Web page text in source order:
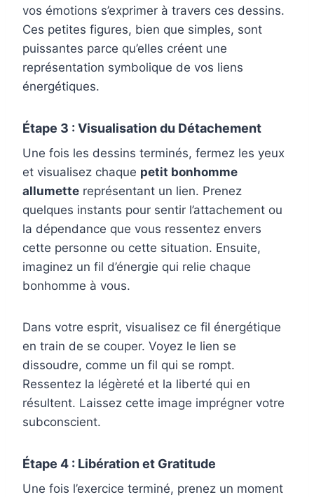
vos émotions s’exprimer à travers ces dessins.
Ces petites figures, bien que simples, sont
puissantes parce qu’elles créent une
représentation symbolique de vos liens
énergétiques.
Étape 3 : Visualisation du Détachement
Une fois les dessins terminés, fermez les yeux
et visualisez chaque petit bonhomme
allumette représentant un lien. Prenez
quelques instants pour sentir l’attachement ou
la dépendance que vous ressentez envers
cette personne ou cette situation. Ensuite,
imaginez un fil d’énergie qui relie chaque
bonhomme à vous.
Dans votre esprit, visualisez ce fil énergétique
en train de se couper. Voyez le lien se
dissoudre, comme un fil qui se rompt.
Ressentez la légèreté et la liberté qui en
résultent. Laissez cette image imprégner votre
subconscient.
Étape 4 : Libération et Gratitude
Une fois l’exercice terminé, prenez un moment